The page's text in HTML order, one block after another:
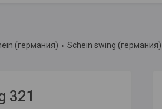
(германия) Schein swing (германия)
321